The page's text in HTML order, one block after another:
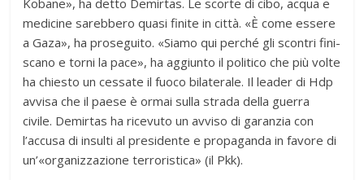
medi­cine sareb­bero quasi finite in città. «È come essere
a Gaza», ha pro­se­guito. «Siamo qui per­ché gli scon­tri fini­
scano e torni la pace», ha aggiunto il poli­tico che più volte
ha chie­sto un ces­sate il fuoco bila­te­rale. Il lea­der di Hdp
avvisa che il paese è ormai sulla strada della guerra
civile. Demir­tas ha rice­vuto un avviso di garan­zia con
l’accusa di insulti al pre­si­dente e pro­pa­ganda in favore di
un’«organizzazione ter­ro­ri­stica» (il Pkk).